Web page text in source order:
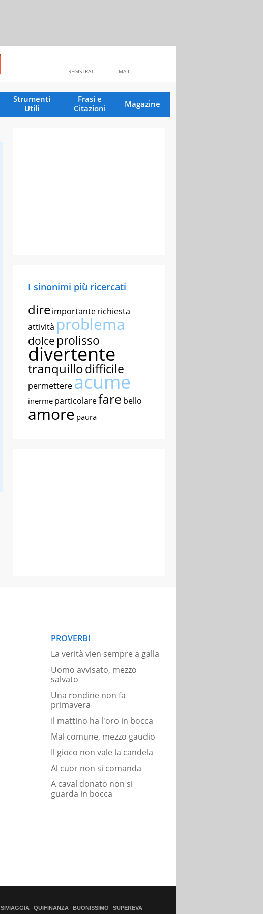
MAIL
REGISTRATI
Strumenti
Utili
Frasi e
Citazioni
Magazine
I sinonimi più ricercati
direimportanterichiesta
attività problema
dolce prolisso
divertente
tranquillodifficile
permettereacume
inerme particolarefare bello
amore paura
PROVERBI
La verità vien sempre a galla
Uomo avvisato, mezzo
salvato
Una rondine non fa
primavera
Il mattino ha l'oro in bocca
Mal comune, mezzo gaudio
Il gioco non vale la candela
Al cuor non si comanda
A caval donato non si
guarda in bocca
SIVIAGGIA QUIFINANZA BUONISSIMO SUPEREVA